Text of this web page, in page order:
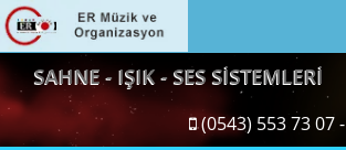
SAHNE - IŞIK - SES SİSTEMLERİ
(0543) 553 73 07 -